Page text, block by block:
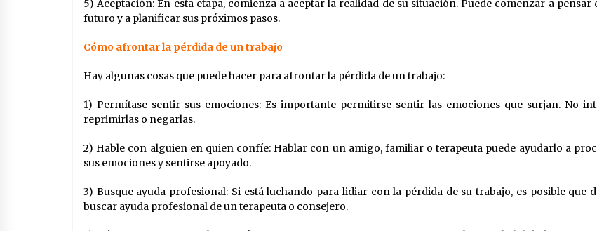
5) Aceptación: En esta etapa, comienza a aceptar la realidad de su situación. Puede comenzar a pensar
futuro y a planificar sus próximos pasos.
Cómo afrontar la pérdida de un trabajo
Hay algunas cosas que puede hacer para afrontar la pérdida de un trabajo:
1) Permítase sentir sus emociones: Es importante permitirse sentir las emociones que surjan. No
reprimirlas o negarlas.
2) Hable con alguien en quien confíe: Hablar con un amigo, familiar o terapeuta puede ayudarlo a
sus emociones y sentirse apoyado.
3) Busque ayuda profesional: Si está luchando para lidiar con la pérdida de su trabajo, es posible que
buscar ayuda profesional de un terapeuta o consejero.